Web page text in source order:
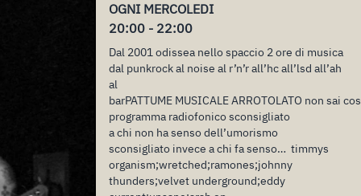
OGNI MERCOLEDI
20:00 - 22:00
Dal 2001 odissea nello spaccio 2 ore di musica
dal punkrock al noise al r’n’r all’hc all’lsd all’ah
al
barPATTUME MUSICALE ARROTOLATO non
programma radiofonico sconsigliato
a chi non ha senso dell’umorismo
sconsigliato invece a chi fa senso… timmys
organism;wretched;ramones;johnny
thunders;velvet underground;eddy